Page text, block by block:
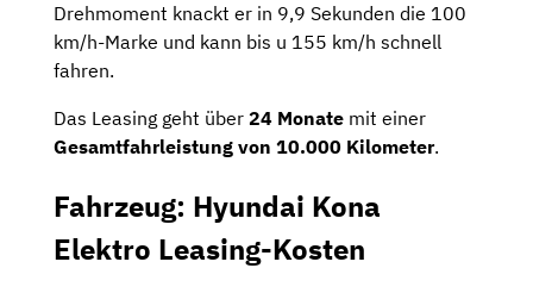
Drehmoment knackt er in 9,9 Sekunden die 100
km/h-Marke und kann bis u 155 km/h schnell
fahren.
Das Leasing geht über 24 Monate mit einer
Gesamtfahrleistung von 10.000 Kilometer.
Fahrzeug: Hyundai Kona
Elektro Leasing-Kosten